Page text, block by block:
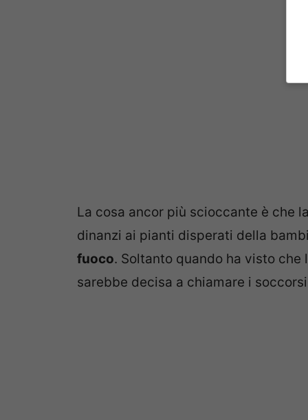
La cosa ancor più scioccante è che
dinanzi ai pianti disperati della
fuoco. Soltanto quando ha visto
sarebbe decisa a chiamare i